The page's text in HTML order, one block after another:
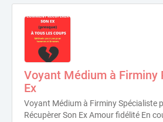
Voyant Médium à Firminy
Ex
Voyant Médium à Firminy Spécialiste
Récupèrer Son Ex Amour fidélité En